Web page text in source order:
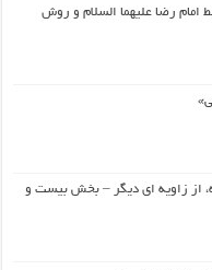
امام رضا علیهما السلام و روش
از زاویه ای دیگر – بخش بیست و